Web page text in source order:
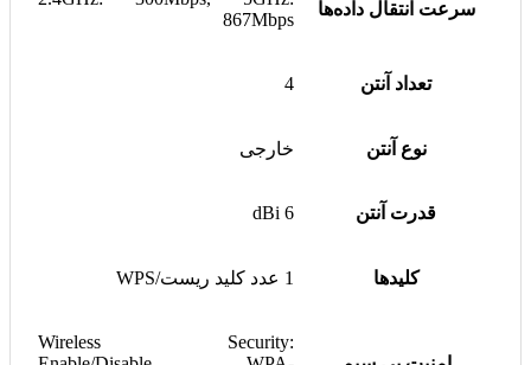
سرعت انتقال داده‌ها
867Mbps
تعداد آنتن 4
نوع آنتن خارجی
قدرت آنتن 6 dBi
کلیدها 1 عدد کلید ریست/WPS
Wireless Security: